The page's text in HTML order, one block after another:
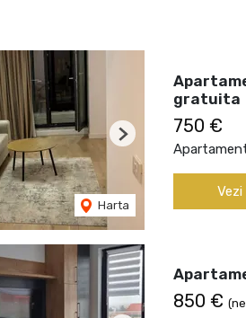
Harta
Next
gratuita
750 €
850 €